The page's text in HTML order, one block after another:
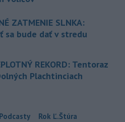
ZATMENIE SLNKA:
sa bude dať v stredu
REKORD: Tentoraz
Plachtinciach
Podcasty Rok Ľ.Štúra